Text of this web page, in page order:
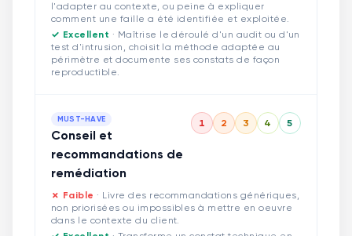
l'adapter au contexte, ou peine à expliquer
comment une faille a été identifiée et exploitée.
✓ Excellent · Maîtrise le déroulé d'un audit ou d'un
test d'intrusion, choisit la méthode adaptée au
périmètre et documente ses constats de façon
reproductible.
MUST-HAVE
Conseil et
recommandations de
remédiation
1 2 3 4 5
✗ Faible · Livre des recommandations génériques,
non priorisées ou impossibles à mettre en oeuvre
dans le contexte du client.